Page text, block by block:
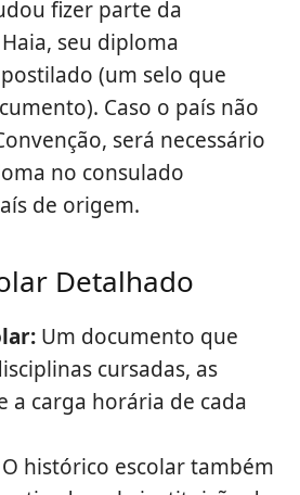
fizer parte da
seu diploma
(um selo que
Caso o país não
será necessário
no consulado
de origem.
Detalhado
Um documento que
cursadas, as
a carga horária de cada
O histórico escolar também